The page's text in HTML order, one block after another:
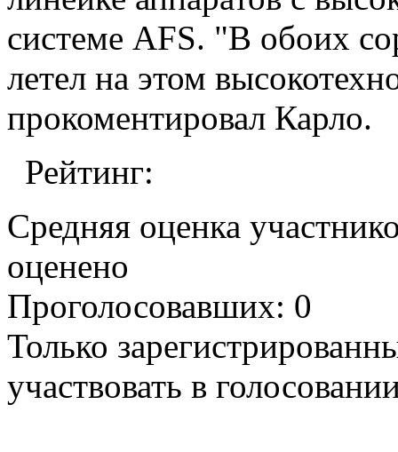
системе AFS. "В обоих
летел на этом
прокоментировал Карло.
Рейтинг:
Средняя оценка
оценено
Проголосовавших: 0
Только
участвовать в